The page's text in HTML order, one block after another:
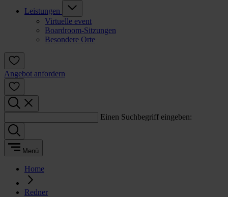
Leistungen
Virtuelle event
Boardroom-Sitzungen
Besondere Orte
Angebot anfordern
Einen Suchbegriff eingeben:
Menü
Home
Redner